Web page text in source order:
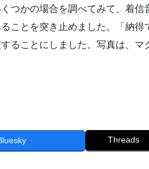
つかの場合を調べてみて、着信
ことを突き止めました。「納
ることにしました。写真は、マ
Threads